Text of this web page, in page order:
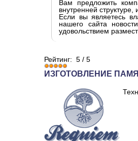
Вам предложить
внутренней
Если вы являетесь
нашего сайта
удовольствием
Рейтинг: 5 / 5
ИЗГОТОВЛЕНИЕ